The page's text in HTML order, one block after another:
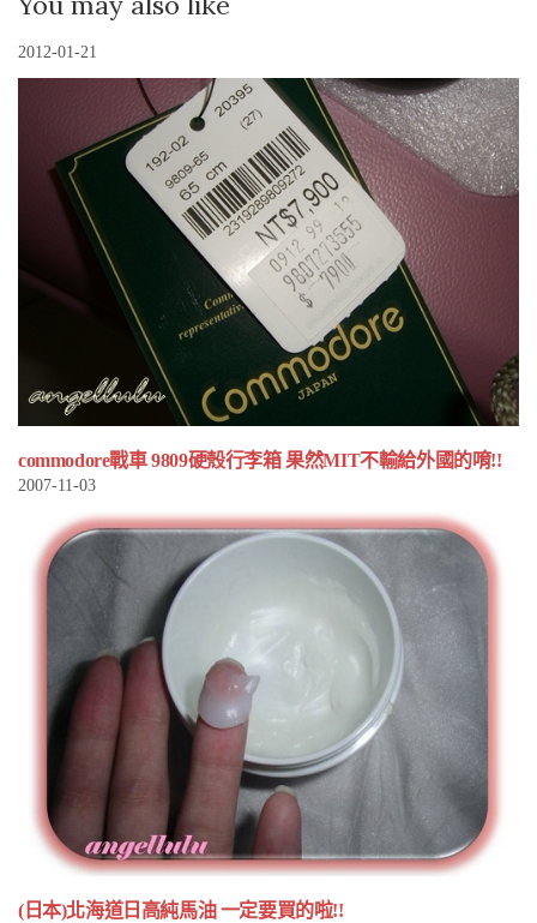
2012-01-21
commodore戰車 9809硬殼行李箱 果然MIT不輸給外國的唷!!
2007-11-03
(日本)北海道日高純馬油 一定要買的啦!!